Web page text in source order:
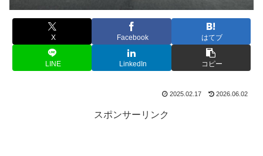
X Facebook はてブ
LINE LinkedIn コピー
2025.02.17 2026.06.02
スポンサーリンク